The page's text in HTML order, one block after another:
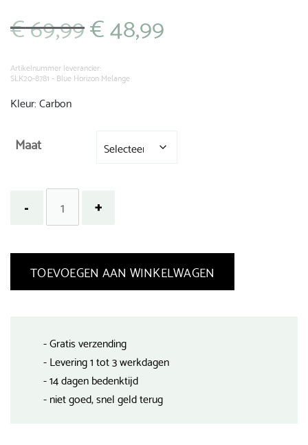
€69,99 Oorspronkelijke
prijs
€ 69,99.
€48,99
Artikelnummer leverancier:
SLK20-8781 - Blue Horizon Melange
Kleur: Carbon
Maat
TOEVOEGEN AAN WINKELWAGEN
- Gratis verzending
- Levering 1 tot 3 werkdagen
- 14 dagen bedenktijd
- niet goed, snel geld terug